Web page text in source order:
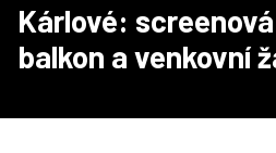
Kárlové:
balkon a venkovní